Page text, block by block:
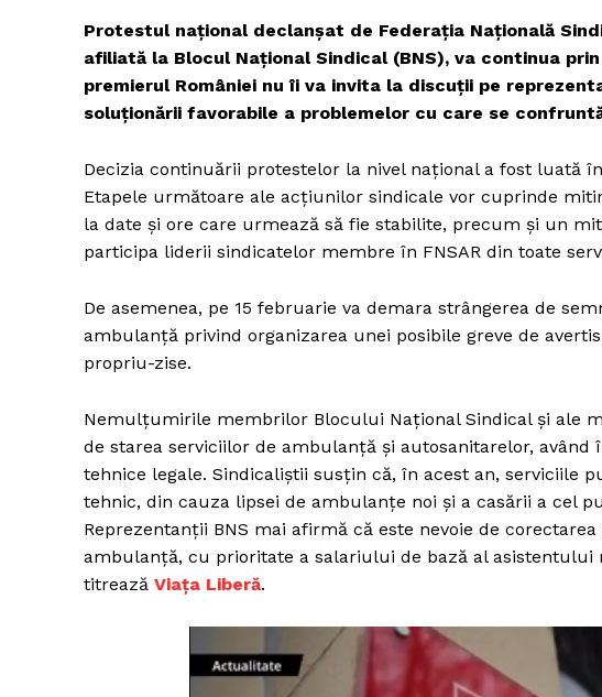
Protestul național declanșat de Federația Națională
afiliată la Blocul Național Sindical (BNS), va continua
premierul României nu îi va invita la discuții pe
soluționării favorabile a problemelor cu care se
Decizia continuării protestelor la nivel național a fost luată
Etapele următoare ale acțiunilor sindicale vor cuprinde
la date și ore care urmează să fie stabilite, precum și un
participa liderii sindicatelor membre în FNSAR din toate
De asemenea, pe 15 februarie va demara strângerea de
ambulanță privind organizarea unei posibile greve de
propriu-zise.
Nemulțumirile membrilor Blocului Național Sindical și ale
de starea serviciilor de ambulanță și autosanitarelor, având
tehnice legale. Sindicaliștii susțin că, în acest an, serviciile
tehnic, din cauza lipsei de ambulanțe noi și a casării a cel
Reprezentanții BNS mai afirmă că este nevoie de
ambulanță, cu prioritate a salariului de bază al asistentului
titrează Viața Liberă.